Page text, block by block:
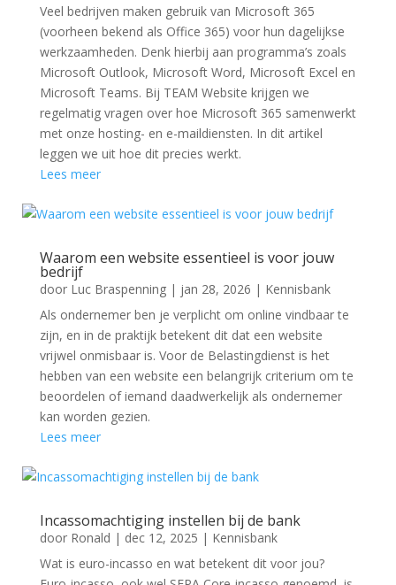
Veel bedrijven maken gebruik van Microsoft 365
(voorheen bekend als Office 365) voor hun dagelijkse
werkzaamheden. Denk hierbij aan programma’s zoals
Microsoft Outlook, Microsoft Word, Microsoft Excel en
Microsoft Teams. Bij TEAM Website krijgen we
regelmatig vragen over hoe Microsoft 365 samenwerkt
met onze hosting- en e-maildiensten. In dit artikel
leggen we uit hoe dit precies werkt.
Lees meer
Waarom een website essentieel is voor jouw
bedrijf
door Luc Braspenning| jan 28, 2026 | Kennisbank
Als ondernemer ben je verplicht om online vindbaar te
zijn, en in de praktijk betekent dit dat een website
vrijwel onmisbaar is. Voor de Belastingdienst is het
hebben van een website een belangrijk criterium om te
beoordelen of iemand daadwerkelijk als ondernemer
kan worden gezien.
Lees meer
Incassomachtiging instellen bij de bank
door Ronald | dec 12, 2025 | Kennisbank
Wat is euro-incasso en wat betekent dit voor jou?